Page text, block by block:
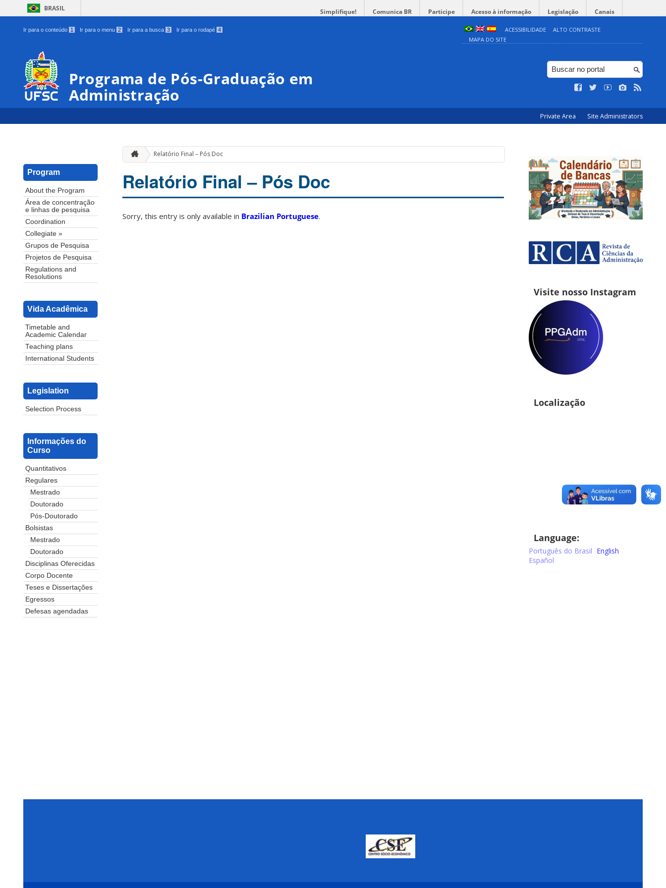
BRASIL Simplifique! Comunica BR Participe Acesso à informação Legislação Canais
Ir para o conteúdo 1 Ir para o menu 2 Ir para a busca 3 Ir para o rodapé 4 ACESSIBILIDADE
ALTO CONTRASTE
MAPA DO SITE
Programa de Pós-Graduação em
Administração
Private Area Site Administrators
Program
About the Program
Área de concentração
e linhas de pesquisa
Coordination
Collegiate »
Grupos de Pesquisa
Projetos de Pesquisa
Regulations and
Resolutions
Vida Acadêmica
Timetable and
Academic Calendar
Teaching plans
International Students
Legislation
Selection Process
Informações do
Curso
Quantitativos
Regulares
Mestrado
Doutorado
Pós-Doutorado
Bolsistas
Mestrado
Doutorado
Disciplinas Oferecidas
Corpo Docente
Teses e Dissertações
Egressos
Defesas agendadas
Relatório Final – Pós Doc
Relatório Final – Pós Doc
Sorry, this entry is only available in Brazilian Portuguese.
Visite nosso Instagram
Localização
Language:
Português do Brasil English
Español